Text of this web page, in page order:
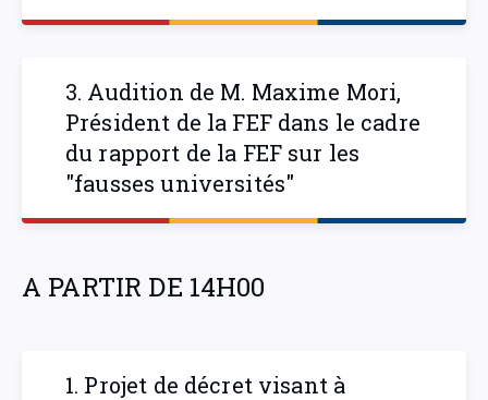
3. Audition de M. Maxime Mori,
Président de la FEF dans le cadre
du rapport de la FEF sur les
"fausses universités"
A PARTIR DE 14H00
1. Projet de décret visant à